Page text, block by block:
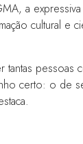
a
cultural e
pessoas
certo: o de